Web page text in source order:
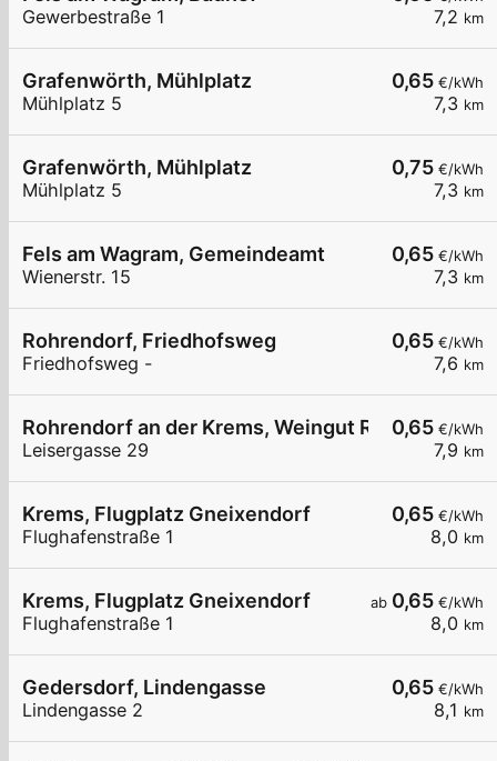
7,2 km
Gewerbestraße 1
0,65 €/kWh
7,3 km
Grafenwörth, Mühlplatz
Mühlplatz 5
0,75 €/kWh
7,3 km
Grafenwörth, Mühlplatz
Mühlplatz 5
0,65 €/kWh
7,3 km
Fels am Wagram, Gemeindeamt
Wienerstr. 15
0,65 €/kWh
7,6 km
Rohrendorf, Friedhofsweg
Friedhofsweg -
0,65 €/kWh
7,9 km
Rohrendorf an der Krems, Weingut Rosenberger
Leisergasse 29
0,65 €/kWh
8,0 km
Krems, Flugplatz Gneixendorf
Flughafenstraße 1
ab 0,65 €/kWh
8,0 km
Krems, Flugplatz Gneixendorf
Flughafenstraße 1
0,65 €/kWh
8,1 km
Gedersdorf, Lindengasse
Lindengasse 2